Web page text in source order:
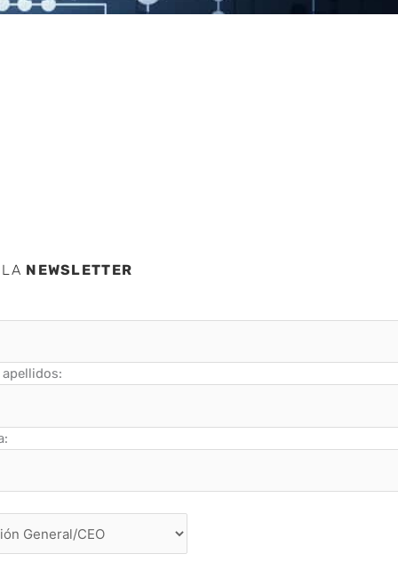
NEWSLETTER